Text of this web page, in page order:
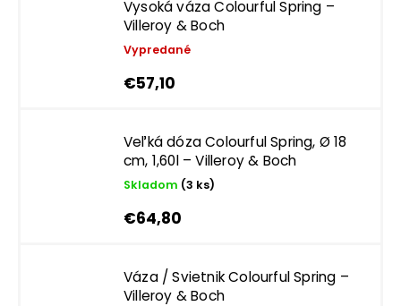
Vysoká váza Colourful Spring –
Villeroy & Boch
Vypredané
€57,10
Veľká dóza Colourful Spring, Ø 18
cm, 1,60l – Villeroy & Boch
Skladom (3 ks)
€64,80
Váza / Svietnik Colourful Spring –
Villeroy & Boch